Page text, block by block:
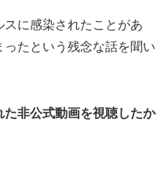
に感染されたことがあ
たという残念な話を聞い
非公式動画を視聴したか